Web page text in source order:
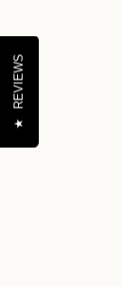
★
REVIEWS